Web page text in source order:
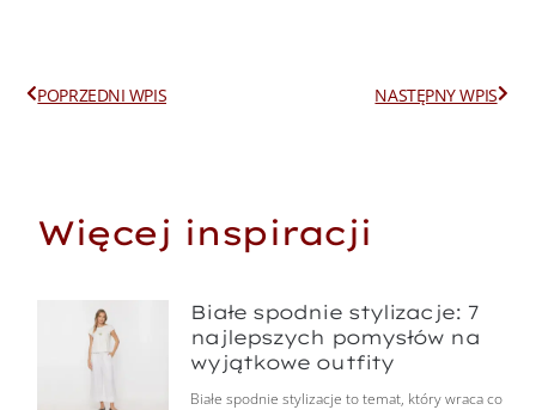
Prev
POPRZEDNI WPIS NASTĘPNY WPISNext
Więcej inspiracji
Białe spodnie stylizacje: 7
najlepszych pomysłów na
wyjątkowe outfity
Białe spodnie stylizacje to temat, który wraca co